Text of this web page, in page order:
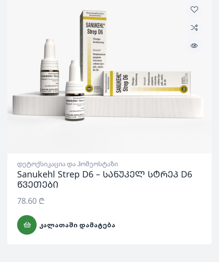
დეტოქსიკაცია და ჰომეოსტაზი
Sanukehl Strep D6 – სანუკელ სტრეპ D6
წვეთები
78.60 ₾
ᲙᲐᲚᲐᲗᲐᲨᲘ ᲓᲐᲛᲐᲢᲔᲑᲐ